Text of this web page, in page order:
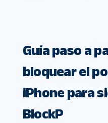
Guía paso a
bloquear el
iPhone para
BlockP